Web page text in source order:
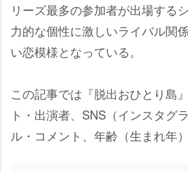
リーズ最多の参加者が出場する
力的な個性に激しいライバル関
い恋模様となっている。
この記事では『脱出おひとり島
ト・出演者、SNS（インスタグ
ル・コメント、年齢（生まれ年